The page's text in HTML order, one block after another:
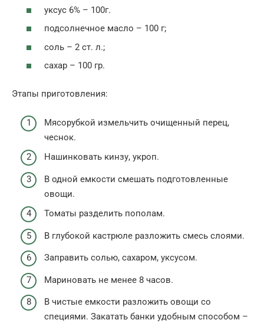
уксус 6% – 100г.
подсолнечное масло – 100 г;
соль – 2 ст. л.;
сахар – 100 гр.
Этапы приготовления:
Мясорубкой измельчить очищенный перец,
чеснок.
Нашинковать кинзу, укроп.
В одной емкости смешать подготовленные
овощи.
Томаты разделить пополам.
В глубокой кастрюле разложить смесь слоями.
Заправить солью, сахаром, уксусом.
Мариновать не менее 8 часов.
В чистые емкости разложить овощи со
специями. Закатать банки удобным способом –